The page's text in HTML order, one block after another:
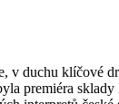
v duchu klíčové
premiéra